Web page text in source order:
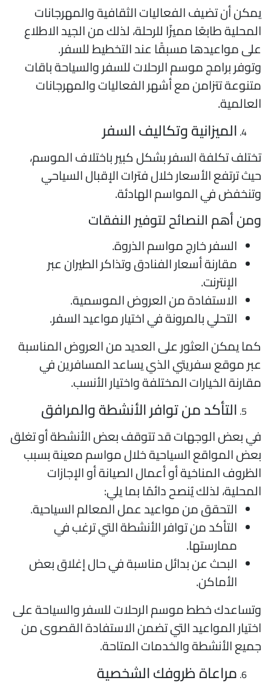
أن تضيف الفعاليات الثقافية والمهرجانات
طابعًا مميزًا للرحلة، لذلك من الجيد الاطلاع
مواعيدها مسبقًا عند التخطيط للسفر.
برامج موسم الرحلات للسفر والسياحة باقات
تتزامن مع أشهر الفعاليات والمهرجانات
الميزانية وتكاليف السفر
تكلفة السفر بشكل كبير باختلاف الموسم،
ترتفع الأسعار خلال فترات الإقبال السياحي
في المواسم الهادئة.
أهم النصائح لتوفير النفقات
السفر خارج مواسم الذروة.
مقارنة أسعار الفنادق وتذاكر الطيران عبر
الإنترنت.
الاستفادة من العروض الموسمية.
التحلي بالمرونة في اختيار مواعيد السفر.
يمكن العثور على العديد من العروض المناسبة
موقع سفريتي الذي يساعد المسافرين في
الخيارات المختلفة واختيار الأنسب.
التأكد من توافر الأنشطة والمرافق
بعض الوجهات قد تتوقف بعض الأنشطة أو تغلق
المواقع السياحية خلال مواسم معينة بسبب
المناخية أو أعمال الصيانة أو الإجازات
لذلك يُنصح دائمًا بما يلي:
التحقق من مواعيد عمل المعالم السياحية.
التأكد من توافر الأنشطة التي ترغب في
ممارستها.
البحث عن بدائل مناسبة في حال إغلاق بعض
الأماكن.
خطط موسم الرحلات للسفر والسياحة على
المواعيد التي تضمن الاستفادة القصوى من
الأنشطة والخدمات المتاحة.
مراعاة ظروفك الشخصية